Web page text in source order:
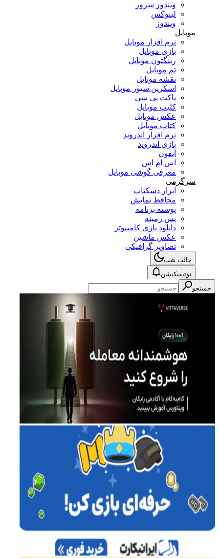
ویندوز سرور
لینوکس
ویندوز
موبایل
نرم افزار موبایل
بازی موبایل
رینگتون موبایل
تم موبایل
نقشه موبایل
اسکرین سیور موبایل
پاکت پی سی
کلیپ موبایل
عکس موبایل
کتاب موبایل
نرم افزار اندروید
بازی اندروید
آیفون
اس ام اس
معرفی گوشی موبایل
سرگرمی
ابزار دسکتاپ
محافظ نمایش
پوسته برنامه
پس زمینه
دانلود بازی کامپیوتر
عکس ماشین
تصاویر گرافیکی
حالت شب
نوتیفیکیشن
جستجو